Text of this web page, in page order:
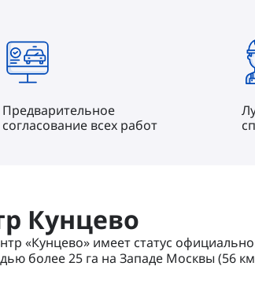
Предварительное
согласование всех работ
Кунцево
«Кунцево» имеет статус
более 25 га на Западе Москвы (56